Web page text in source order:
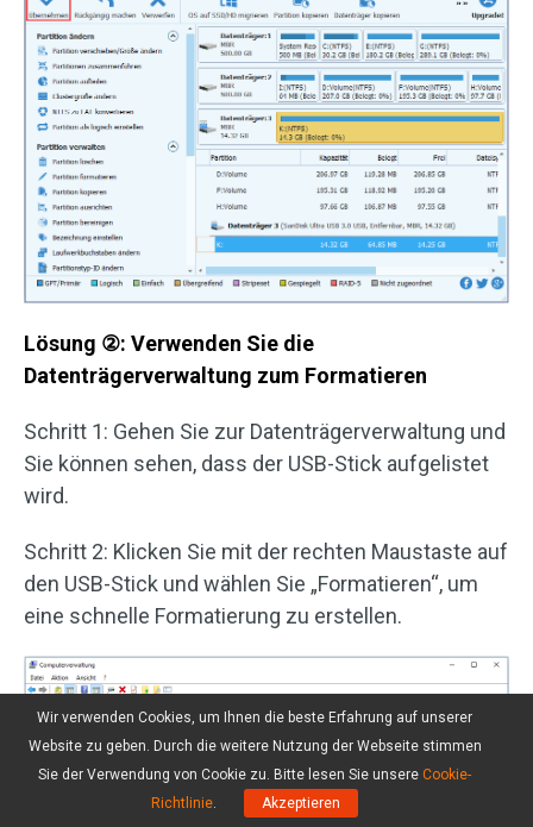
Lösung ②: Verwenden Sie die
Datenträgerverwaltung zum Formatieren
Schritt 1: Gehen Sie zur Datenträgerverwaltung und
Sie können sehen, dass der USB-Stick aufgelistet
wird.
Schritt 2: Klicken Sie mit der rechten Maustaste auf
den USB-Stick und wählen Sie „Formatieren“, um
eine schnelle Formatierung zu erstellen.
Wir verwenden Cookies, um Ihnen die beste Erfahrung auf unserer
Website zu geben. Durch die weitere Nutzung der Webseite stimmen
Sie der Verwendung von Cookie zu. Bitte lesen Sie unsere Cookie-
Richtlinie. Akzeptieren